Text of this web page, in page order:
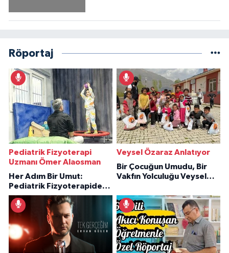
Röportaj
Pediatrik Fizyoterapi
Uzmanı Ömer Alaosman
Her Adım Bir Umut:
Pediatrik Fizyoterapiden
İlham Veren Hikâyeler
Veysel Özaraz Anlatıyor
Bir Çocuğun Umudu, Bir
Vakfın Yolculuğu Veysel